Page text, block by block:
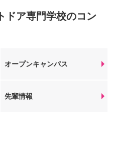
ドア専門学校のコン
オープンキャンパス
先輩情報